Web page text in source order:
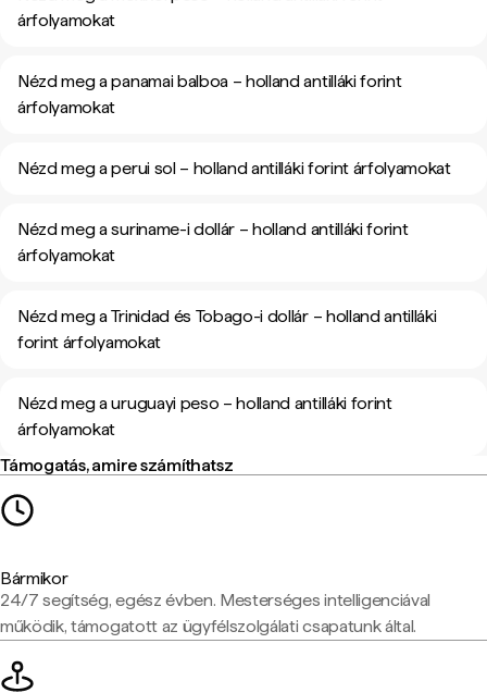
árfolyamokat
Nézd meg a panamai balboa – holland antilláki forint
árfolyamokat
Nézd meg a perui sol – holland antilláki forint árfolyamokat
Nézd meg a suriname-i dollár – holland antilláki forint
árfolyamokat
Nézd meg a Trinidad és Tobago-i dollár – holland antilláki
forint árfolyamokat
Nézd meg a uruguayi peso – holland antilláki forint
árfolyamokat
Támogatás, amire számíthatsz
Bármikor
24/7 segítség, egész évben. Mesterséges intelligenciával
működik, támogatott az ügyfélszolgálati csapatunk által.